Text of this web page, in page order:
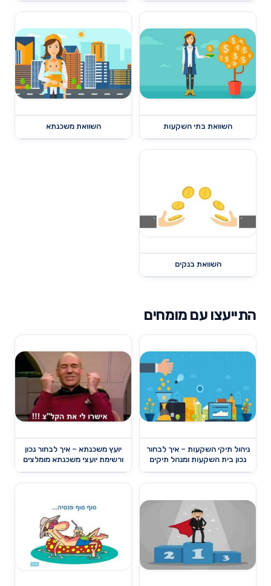
השוואת בתי השקעות השוואת משכנתא
השוואת בנקים
התייעצו עם מומחים
ניהול תיקי השקעות – איך לבחור
נכון בית השקעות ומנהל תיקים
יועץ משכנתא – איך לבחור נכון
ורשימת יועצי משכנתא מומלצים